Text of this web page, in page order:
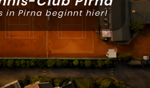
Pirna Masters
Vereinskalender
Platzbuchung
Verein expand_more
in Pirna beginnt hier!